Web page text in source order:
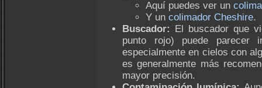
Aquí puedes ver un
Y un colimador Cheshire.
Buscador: El buscador que
punto rojo) puede parecer
especialmente en cielos con
es generalmente más
mayor precisión.